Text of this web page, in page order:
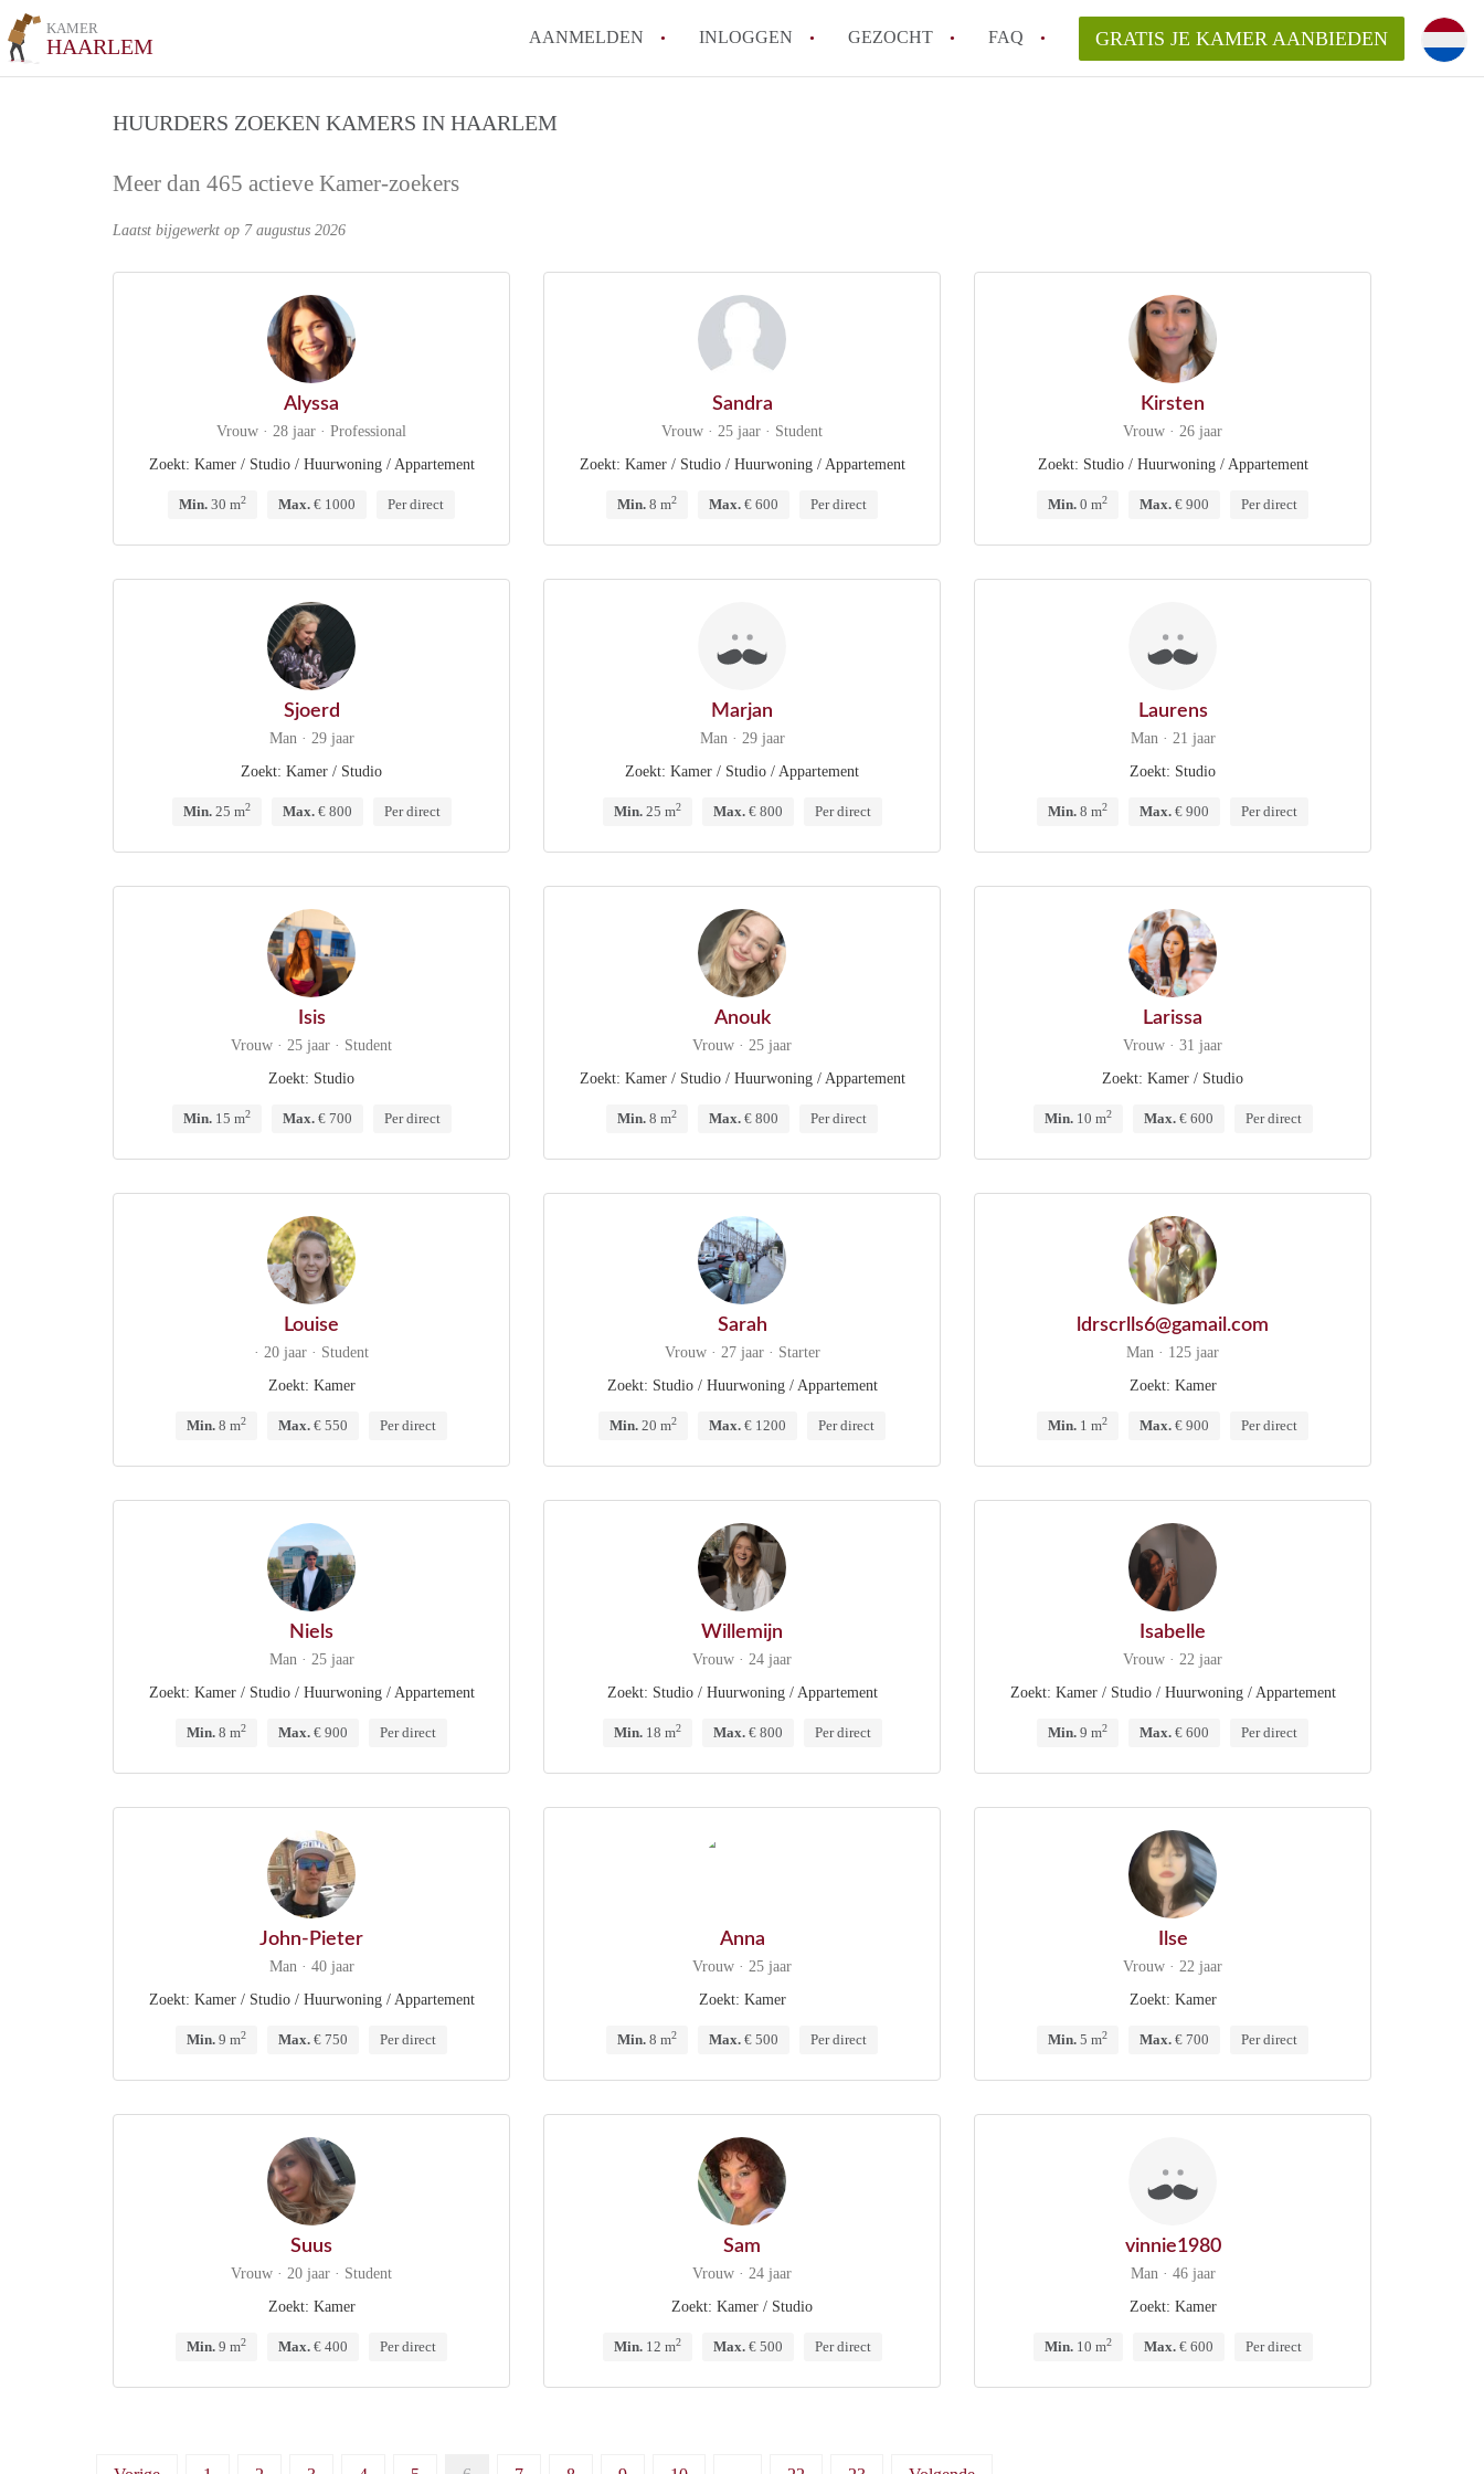
KAMER
HAARLEM AANMELDEN INLOGGEN GEZOCHT FAQ
Haarlem?
GRATIS JE KAMER AANBIEDEN
HUURDERS ZOEKEN KAMERS IN HAARLEM
Meer dan 465 actieve Kamer-zoekers
Laatst bijgewerkt op 7 augustus 2026
Alyssa
Vrouw · 28 jaar · Professional
Zoekt: Kamer / Studio / Huurwoning / Appartement
Min. 30 m2 Max. € 1000 Per direct
Sandra
Vrouw · 25 jaar · Student
Zoekt: Kamer / Studio / Huurwoning / Appartement
Min. 8 m2 Max. € 600 Per direct
Kirsten
Vrouw · 26 jaar
Zoekt: Studio / Huurwoning / Appartement
Min. 0 m2 Max. € 900 Per direct
Sjoerd
Man · 29 jaar
Zoekt: Kamer / Studio
Min.25 m2 Max.€ 800 Per direct
Marjan
Man · 29 jaar
Zoekt: Kamer / Studio / Appartement
Min.25 m2 Max.€ 800 Per direct
Laurens
Man · 21 jaar
Zoekt: Studio
Min. 8 m2 Max. € 900 Per direct
Isis
Vrouw · 25 jaar · Student
Zoekt: Studio
Min.15 m2 Max.€ 700 Per direct
Anouk
Vrouw · 25 jaar
Zoekt: Kamer / Studio / Huurwoning / Appartement
Min. 8 m2 Max. € 800 Per direct
Larissa
Vrouw · 31 jaar
Zoekt: Kamer / Studio
Min.10 m2 Max.€ 600 Per direct
Louise
· 20 jaar · Student
Zoekt: Kamer
Min. 8 m2 Max. € 550 Per direct
Sarah
Vrouw · 27 jaar · Starter
Zoekt: Studio / Huurwoning / Appartement
Min. 20 m2 Max. € 1200 Per direct
ldrscrlls6@gamail.com
Man · 125 jaar
Zoekt: Kamer
Min. 1 m2 Max. € 900 Per direct
Niels
Man · 25 jaar
Zoekt: Kamer / Studio / Huurwoning / Appartement
Min. 8 m2 Max. € 900 Per direct
Willemijn
Vrouw · 24 jaar
Zoekt: Studio / Huurwoning / Appartement
Min.18 m2 Max.€ 800 Per direct
Isabelle
Vrouw · 22 jaar
Zoekt: Kamer / Studio / Huurwoning / Appartement
Min. 9 m2 Max. € 600 Per direct
John-Pieter
Man · 40 jaar
Zoekt: Kamer / Studio / Huurwoning / Appartement
Min. 9 m2 Max. € 750 Per direct
Anna
Vrouw · 25 jaar
Zoekt: Kamer
Min. 8 m2 Max. € 500 Per direct
Ilse
Vrouw · 22 jaar
Zoekt: Kamer
Min. 5 m2 Max. € 700 Per direct
Suus
Vrouw · 20 jaar · Student
Zoekt: Kamer
Min. 9 m2 Max. € 400 Per direct
Sam
Vrouw · 24 jaar
Zoekt: Kamer / Studio
Min.12 m2 Max.€ 500 Per direct
vinnie1980
Man · 46 jaar
Zoekt: Kamer
Min.10 m2 Max.€ 600 Per direct